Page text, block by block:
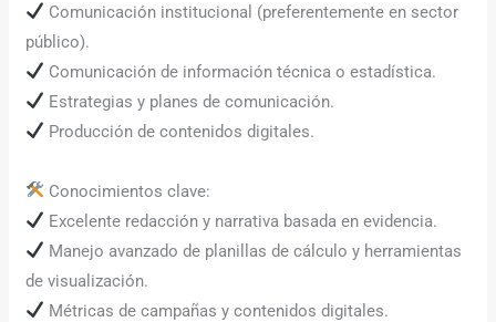
Comunicación institucional (preferentemente en sector
público).
Comunicación de información técnica o estadística.
Estrategias y planes de comunicación.
Producción de contenidos digitales.
Conocimientos clave:
Excelente redacción y narrativa basada en evidencia.
Manejo avanzado de planillas de cálculo y herramientas
de visualización.
Métricas de campañas y contenidos digitales.